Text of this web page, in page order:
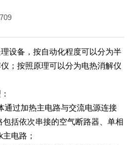
709
设备，按自动化程度可以分为半
；按照原理可以分为电热消解仪
过加热主电路与交流电源连接
括依次串接的空气断路器、单相
电路；